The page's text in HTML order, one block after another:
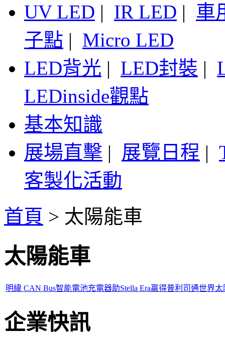
UV LED | IR LED | 車
子點 | Micro LED
LED背光 | LED封裝 |
LEDinside觀點
基本知識
展場直擊 | 展覽日程 |
客製化活動
首頁 > 太陽能車
太陽能車
明緯 CAN Bus智能電池充電器助Stella Era贏得普利司通世界
企業快訊